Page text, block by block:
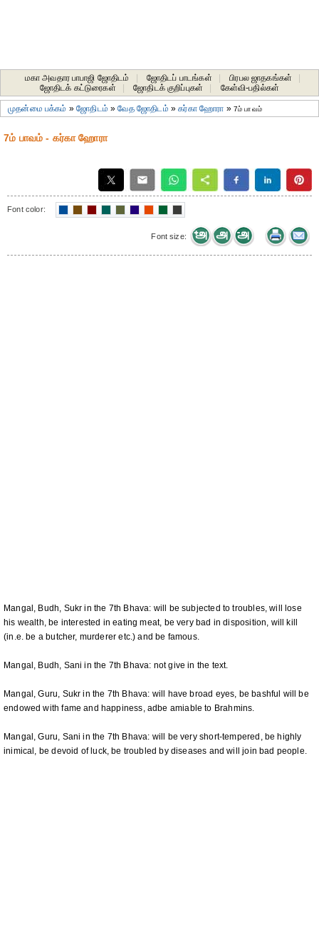
மகா அவதார பாபாஜி ஜோதிடம் ஜோதிடப் பாடங்கள் பிரபல ஜாதகங்கள்
ஜோதிடக் கட்டுரைகள்
ஜோதிடக் குறிப்புகள் கேள்வி-பதில்கள்
முதன்மை பக்கம் »ஜோதிடம் »வேத ஜோதிடம் »கர்கா ஹோரா » 7ம் பாவம்
7ம் பாவம் - கர்கா ஹோரா
Font color:
Font size:
Mangal, Budh, Sukr in the 7th Bhava: will be subjected to troubles, will lose
his wealth, be interested in eating meat, be very bad in disposition, will kill
(in.e. be a butcher, murderer etc.) and be famous.
Mangal, Budh, Sani in the 7th Bhava: not give in the text.
Mangal, Guru, Sukr in the 7th Bhava: will have broad eyes, be bashful will be
endowed with fame and happiness, adbe amiable to Brahmins.
Mangal, Guru, Sani in the 7th Bhava: will be very short-tempered, be highly
inimical, be devoid of luck, be troubled by diseases and will join bad people.